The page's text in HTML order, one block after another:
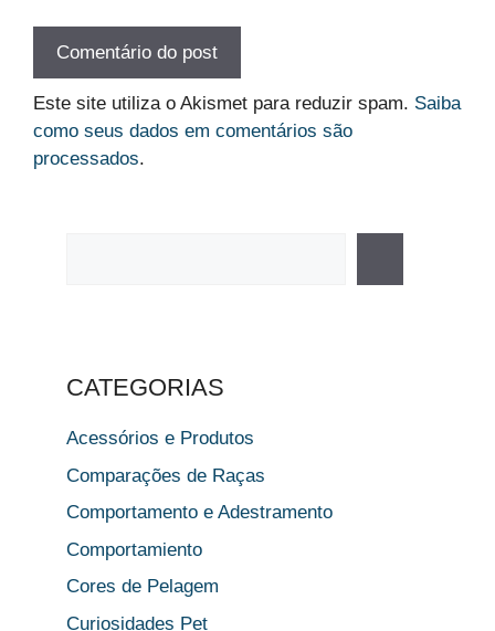
Este site utiliza o Akismet para reduzir spam. Saiba
como seus dados em comentários são
processados.
CATEGORIAS
Acessórios e Produtos
Comparações de Raças
Comportamento e Adestramento
Comportamiento
Cores de Pelagem
Curiosidades Pet